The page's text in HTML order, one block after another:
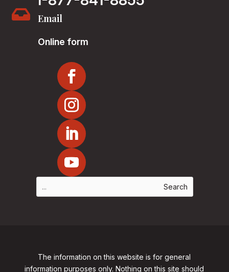
 Email
Online form
The information on this website is for general
information purposes only. Nothing on this site should